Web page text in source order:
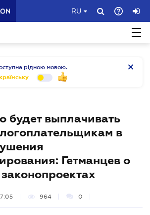
RU
рідною мовою.
будет выплачивать
в
Гетманцев о
964 0